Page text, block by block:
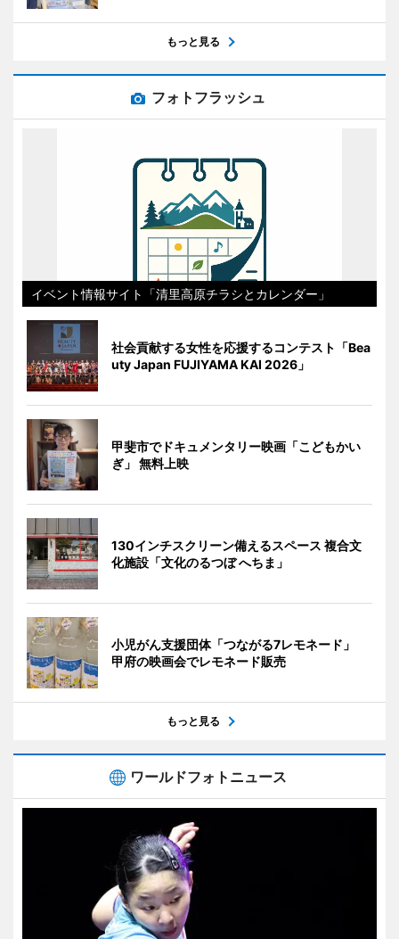
もっと見る
フォトフラッシュ
イベント情報サイト「清里高原チラシとカレンダー」
社会貢献する女性を応援するコンテスト「Bea
uty Japan FUJIYAMA KAI 2026」
甲斐市でドキュメンタリー映画「こどもかい
ぎ」 無料上映
130インチスクリーン備えるスペース 複合文
化施設「文化のるつぼ へちま」
小児がん支援団体「つながる7レモネード」
甲府の映画会でレモネード販売
もっと見る
ワールドフォトニュース